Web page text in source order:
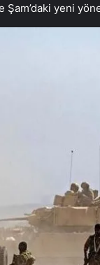
yeni